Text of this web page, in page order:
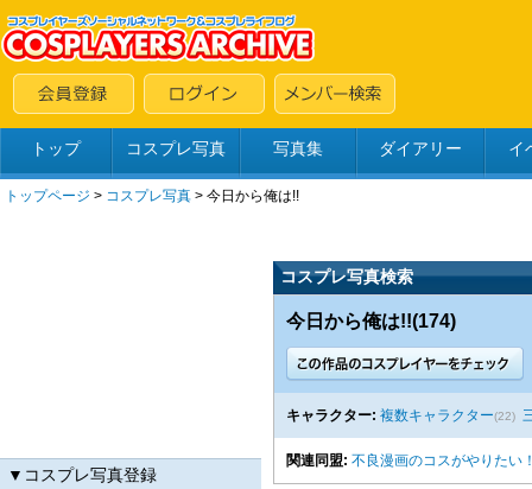
トップ コスプレ写真 写真集 ダイアリー イ
トップページ > コスプレ写真 > 今日から俺は!!
▼コスプレ写真登録
コスプレ写真検索
今日から俺は!!(174)
キャラクター: 複数キャラクター(22)
関連同盟: 不良漫画のコスがやりたい